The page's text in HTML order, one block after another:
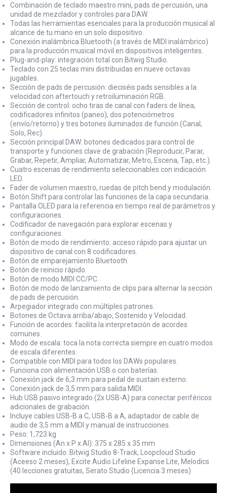
Combinación de teclado maestro mini, pads de percusión, una
unidad de mezclador y controles para DAW.
Todas las herramientas esenciales para la producción musical al
alcance de tu mano en un solo dispositivo.
Conexión inalámbrica Bluetooth (a través de MIDI inalámbrico)
para la producción musical móvil en dispositivos inteligentes.
Plug-and-play: integración total con Bitwig Studio.
Teclado con 25 teclas mini distribuidas en nueve octavas
jugables.
Sección de pads de percusión: dieciséis pads sensibles a la
velocidad con aftertouch y retroiluminación RGB.
Sección de control: ocho tiras de canal con faders de línea,
codificadores infinitos (paneo), dos potenciómetros
(envío/retorno) y tres botones iluminados de función (Canal,
Solo, Rec).
Sección principal DAW: botones dedicados para control de
transporte y funciones clave de grabación (Reproducir, Parar,
Grabar, Repetir, Ampliar, Automatizar, Metro, Escena, Tap, etc.).
Cuatro escenas de rendimiento seleccionables con indicación
LED.
Fader de volumen maestro, ruedas de pitch bend y modulación.
Botón Shift para controlar las funciones de la capa secundaria.
Pantalla OLED para la referencia en tiempo real de parámetros y
configuraciones.
Codificador de navegación para explorar escenas y
configuraciones.
Botón de modo de rendimiento: acceso rápido para ajustar un
dispositivo de canal con 8 codificadores.
Botón de emparejamiento Bluetooth.
Botón de reinicio rápido.
Botón de modo MIDI CC/PC.
Botón de modo de lanzamiento de clips para alternar la sección
de pads de percusión.
Arpegiador integrado con múltiples patrones.
Botones de Octava arriba/abajo, Sostenido y Velocidad.
Función de acordes: facilita la interpretación de acordes
comunes.
Modo de escala: toca la nota correcta siempre en cuatro modos
de escala diferentes.
Compatible con MIDI para todos los DAWs populares.
Funciona con alimentación USB o con baterías.
Conexión jack de 6,3 mm para pedal de sustain externo.
Conexión jack de 3,5 mm para salida MIDI.
Hub USB pasivo integrado (2x USB-A) para conectar periféricos
adicionales de grabación.
Incluye cables USB-B a C, USB-B a A, adaptador de cable de
audio de 3,5 mm a MIDI y manual de instrucciones.
Peso: 1,723 kg
Dimensiones (An x P x Al): 375 x 285 x 35 mm
Software incluido: Bitwig Studio 8-Track, Loopcloud Studio
(Aceeso 2 meses), Excite Audio Lifeline Expanse Lite, Melodics
(40 lecciones gratuitas, Serato Studio (Licencia 3 meses)